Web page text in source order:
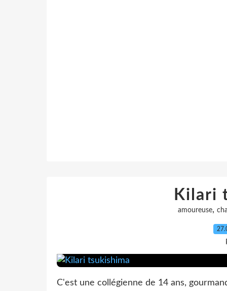
Kilari
amoureuse,
C'est une collégienne de 14 ans,